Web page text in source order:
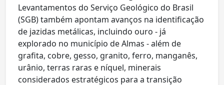
Levantamentos do Serviço Geológico do Brasil
(SGB) também apontam avanços na identificação
de jazidas metálicas, incluindo ouro - já
explorado no município de Almas - além de
grafita, cobre, gesso, granito, ferro, manganês,
urânio, terras raras e níquel, minerais
considerados estratégicos para a transição